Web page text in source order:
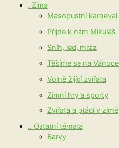
. Zima
Masopustní karneval
Přijde k nám Mikuláš
Sníh, led, mráz
Těšíme se na Vánoce
Volně žijící zvířata
Zimní hry a sporty
Zvířata a ptáci v zimě
.. Ostatní témata
Barvy